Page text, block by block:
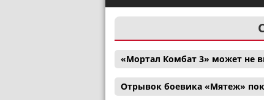
«Мортал Комбат 3» может не
Отрывок боевика «Мятеж»